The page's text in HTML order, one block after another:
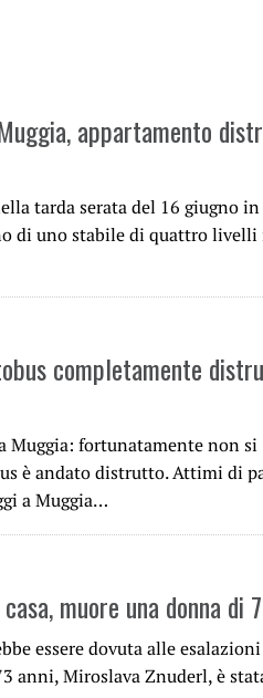
appartamento
tarda serata del 16 giugno
di uno stabile di quattro livelli
completamente
Muggia: fortunatamente non si
è andato distrutto. Attimi di
a Muggia…
muore una donna di
essere dovuta alle
anni, Miroslava Znuderl, è